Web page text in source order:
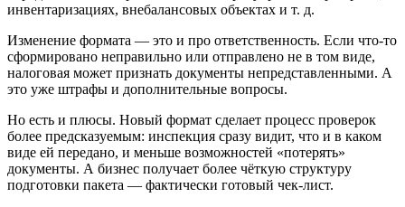
инвентаризациях, внебалансовых объектах и т. д.
Изменение формата — это и про ответственность. Если что-то
сформировано неправильно или отправлено не в том виде,
налоговая может признать документы непредставленными. А
это уже штрафы и дополнительные вопросы.
Но есть и плюсы. Новый формат сделает процесс проверок
более предсказуемым: инспекция сразу видит, что и в каком
виде ей передано, и меньше возможностей «потерять»
документы. А бизнес получает более чёткую структуру
подготовки пакета — фактически готовый чек-лист.